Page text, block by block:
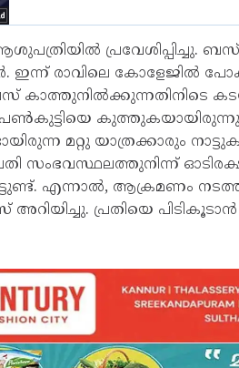
പ്രവേശിപ്പിച്ചു. ബസ്
ഇന്ന് രാവിലെ കോളേജിൽ
കാത്തുനിൽക്കുന്നതിനിടെ
മറ്റു യാത്രക്കാരും
സംഭവസ്ഥലത്തുനിന്ന്
എന്നാൽ, ആക്രമണം
പ്രതിയെ പിടികൂടാൻ